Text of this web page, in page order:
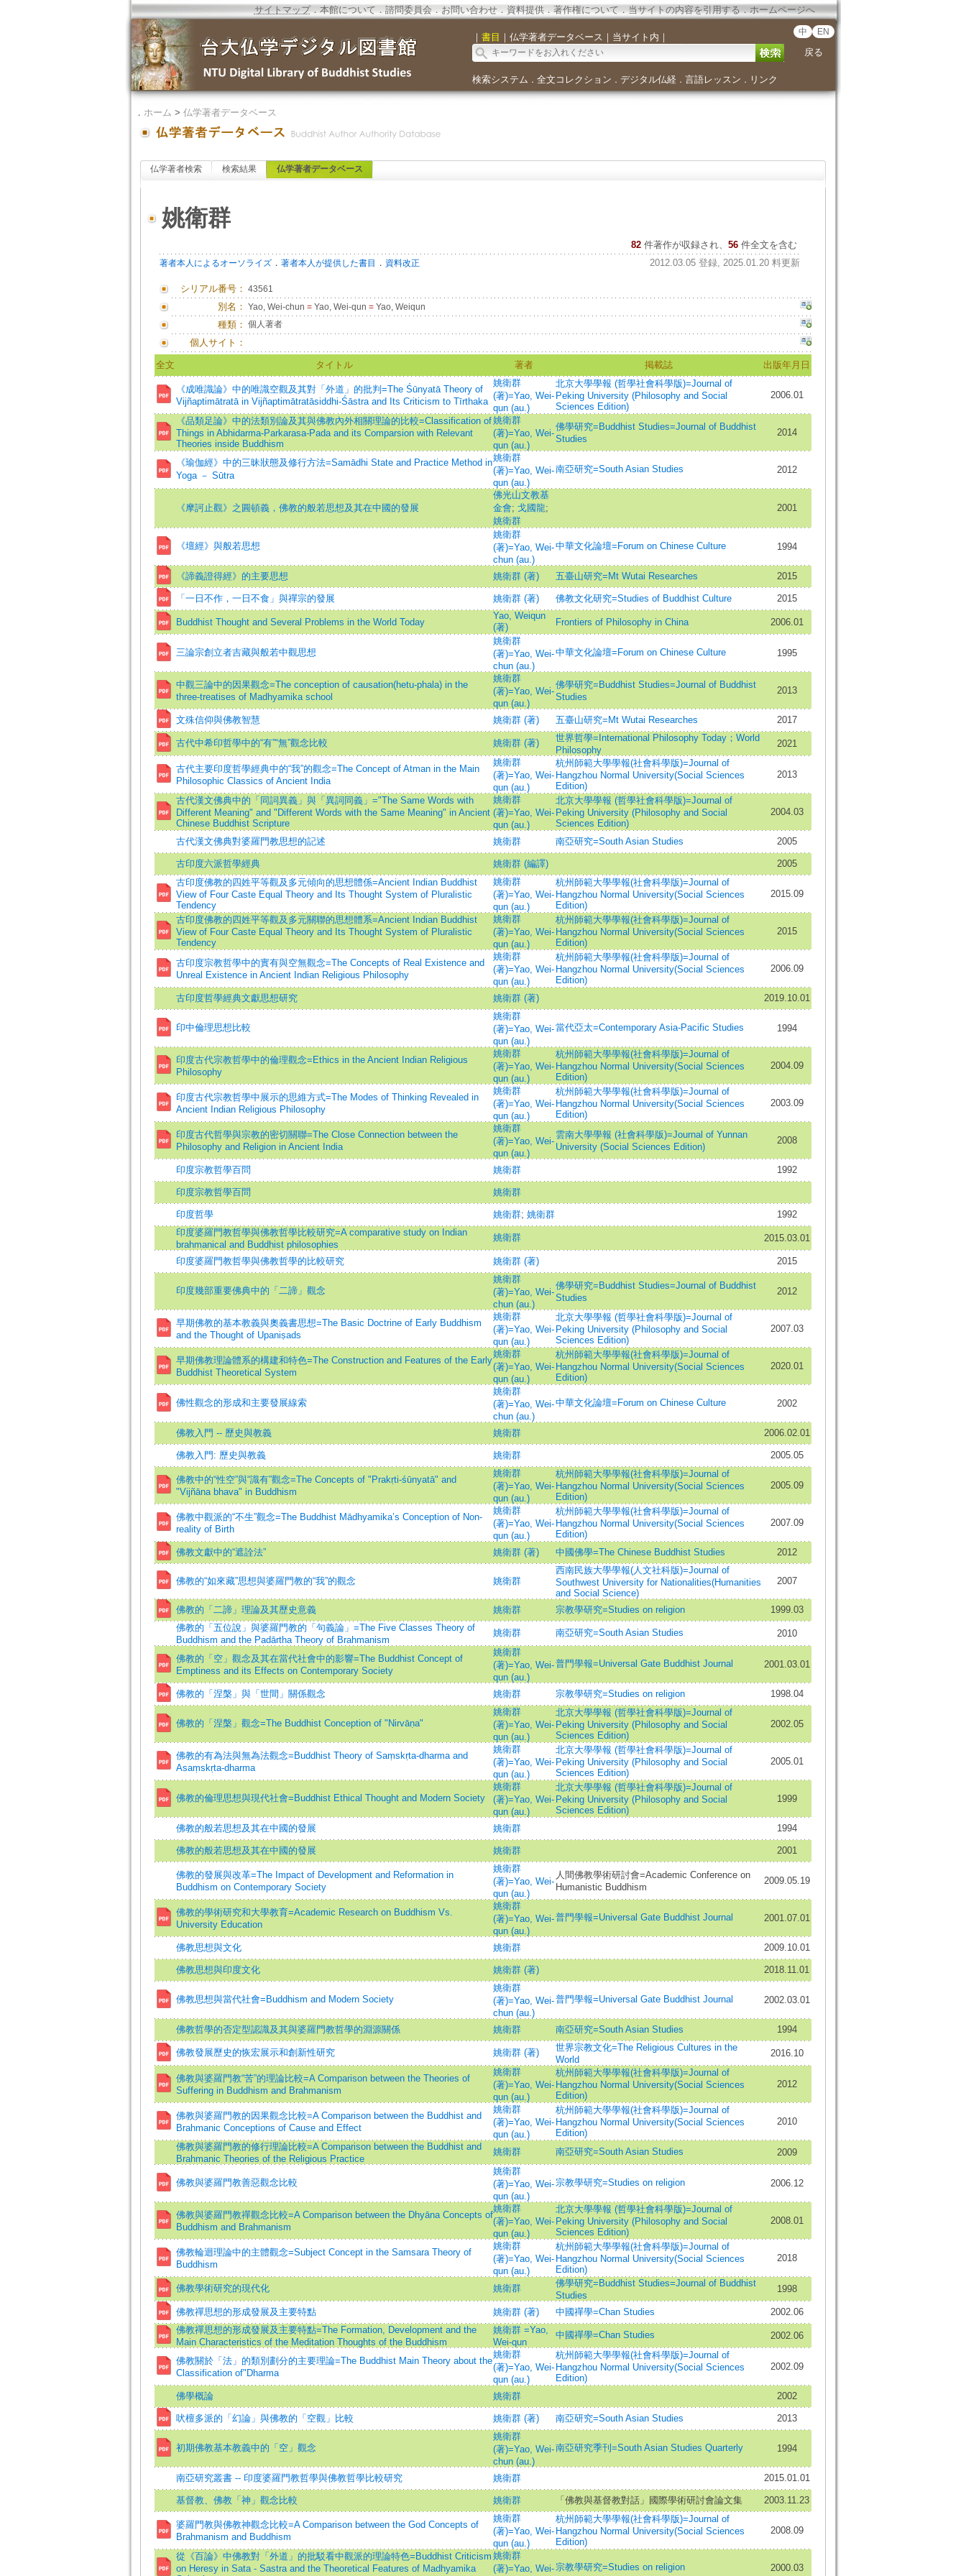
サイトマップ．本館について．諮問委員会． お問い合わせ． 資料提供．著作権について．当サイトの内容を引用する．ホームページへ
｜ 書目 ｜ 仏学著者データベース ｜ 当サイト内 ｜ 中 EN
戻る
検索システム ． 全文コレクション ． デジタル仏経． 言語レッスン ． リンク
． ホーム > 仏学著者データベース
仏学著者検索 検索結果 仏学著者データベース
姚衛群
82 件著作が収録され、 56件全文を含む
著者本人によるオーソライズ． 著者本人が提供した書目 ． 資料改正 2012.03.05 登録, 2025.01.20 料更新
シリアル番号： 43561
別名： Yao, Wei-chun =Yao, Wei-qun =Yao, Weiqun
種類： 個人著者
個人サイト：
全文 タイトル 著者 掲載誌 出版年月日
《成唯識論》中的唯識空觀及其對「外道」的批判=The Śūnyatā Theory of
Vijñaptimātratā in Vijñaptimātratāsiddhi-Śāstra and Its Criticism to Tīrthaka
姚衛群
(著)=Yao, Wei-
qun (au.)
北京大學學報 (哲學社會科學版)=Journal of
Peking University (Philosophy and Social
Sciences Edition)
2006.01
《品類足論》中的法類別論及其與佛教內外相關理論的比較=Classification of
Things in Abhidarma-Parkarasa-Pada and its Comparsion with Relevant
Theories inside Buddhism
姚衛群
(著)=Yao, Wei-
qun (au.)
佛學研究=Buddhist Studies=Journal of Buddhist
Studies
2014
《瑜伽經》中的三昧狀態及修行方法=Samādhi State and Practice Method in
Yoga － Sūtra
姚衛群
(著)=Yao, Wei-
qun (au.)
南亞研究=South Asian Studies 2012
《摩訶止觀》之圓頓義，佛教的般若思想及其在中國的發展
佛光山文教基
金會; 戈國龍;
姚衛群
2001
《壇經》與般若思想
姚衛群
(著)=Yao, Wei-
chun (au.)
中華文化論壇=Forum on Chinese Culture 1994
《諦義證得經》的主要思想 姚衛群 (著) 五臺山研究=Mt Wutai Researches 2015
「一日不作，一日不食」與禪宗的發展 姚衛群 (著) 佛教文化研究=Studies of Buddhist Culture 2015
Buddhist Thought and Several Problems in the World Today
Yao, Weiqun
(著)
Frontiers of Philosophy in China 2006.01
三論宗創立者吉藏與般若中觀思想
姚衛群
(著)=Yao, Wei-
chun (au.)
中華文化論壇=Forum on Chinese Culture 1995
中觀三論中的因果觀念=The conception of causation(hetu-phala) in the
three-treatises of Madhyamika school
姚衛群
(著)=Yao, Wei-
qun (au.)
佛學研究=Buddhist Studies=Journal of Buddhist
Studies
2013
文殊信仰與佛教智慧 姚衛群 (著) 五臺山研究=Mt Wutai Researches 2017
古代中希印哲學中的“有”“無”觀念比較 姚衛群 (著)
世界哲學=International Philosophy Today；World
Philosophy
2021
古代主要印度哲學經典中的“我”的觀念=The Concept of Atman in the Main
Philosophic Classics of Ancient India
姚衛群
(著)=Yao, Wei-
qun (au.)
杭州師範大學學報(社會科學版)=Journal of
Hangzhou Normal University(Social Sciences
Edition)
2013
古代漢文佛典中的「同詞異義」與「異詞同義」="The Same Words with
Different Meaning" and "Different Words with the Same Meaning" in Ancient
Chinese Buddhist Scripture
姚衛群
(著)=Yao, Wei-
qun (au.)
北京大學學報 (哲學社會科學版)=Journal of
Peking University (Philosophy and Social
Sciences Edition)
2004.03
古代漢文佛典對婆羅門教思想的記述 姚衛群 南亞研究=South Asian Studies 2005
古印度六派哲學經典 姚衛群 (編譯)
2005
古印度佛教的四姓平等觀及多元傾向的思想體係=Ancient Indian Buddhist
View of Four Caste Equal Theory and Its Thought System of Pluralistic
Tendency
姚衛群
(著)=Yao, Wei-
qun (au.)
杭州師範大學學報(社會科學版)=Journal of
Hangzhou Normal University(Social Sciences
Edition)
2015.09
古印度佛教的四姓平等觀及多元關聯的思想體系=Ancient Indian Buddhist
View of Four Caste Equal Theory and Its Thought System of Pluralistic
Tendency
姚衛群
(著)=Yao, Wei-
qun (au.)
杭州師範大學學報(社會科學版)=Journal of
Hangzhou Normal University(Social Sciences
Edition)
2015
古印度宗教哲學中的實有與空無觀念=The Concepts of Real Existence and
Unreal Existence in Ancient Indian Religious Philosophy
姚衛群
(著)=Yao, Wei-
qun (au.)
杭州師範大學學報(社會科學版)=Journal of
Hangzhou Normal University(Social Sciences
Edition)
2006.09
古印度哲學經典文獻思想研究 姚衛群 (著) 2019.10.01
印中倫理思想比較
姚衛群
(著)=Yao, Wei-
qun (au.)
當代亞太=Contemporary Asia-Pacific Studies 1994
印度古代宗教哲學中的倫理觀念=Ethics in the Ancient Indian Religious
Philosophy
姚衛群
(著)=Yao, Wei-
qun (au.)
杭州師範大學學報(社會科學版)=Journal of
Hangzhou Normal University(Social Sciences
Edition)
2004.09
印度古代宗教哲學中展示的思維方式=The Modes of Thinking Revealed in
Ancient Indian Religious Philosophy
姚衛群
(著)=Yao, Wei-
qun (au.)
杭州師範大學學報(社會科學版)=Journal of
Hangzhou Normal University(Social Sciences
Edition)
2003.09
印度古代哲學與宗教的密切關聯=The Close Connection between the
Philosophy and Religion in Ancient India
姚衛群
(著)=Yao, Wei-
qun (au.)
雲南大學學報 (社會科學版)=Journal of Yunnan
University (Social Sciences Edition)
2008
印度宗教哲學百問 姚衛群 1992
印度宗教哲學百問 姚衛群
印度哲學 姚衛群; 姚衛群
1992
印度婆羅門教哲學與佛教哲學比較研究=A comparative study on Indian
brahmanical and Buddhist philosophies
姚衛群 2015.03.01
印度婆羅門教哲學與佛教哲學的比較研究 姚衛群 (著) 2015
印度幾部重要佛典中的「二諦」觀念
姚衛群
(著)=Yao, Wei-
chun (au.)
佛學研究=Buddhist Studies=Journal of Buddhist
Studies
2012
早期佛教的基本教義與奧義書思想=The Basic Doctrine of Early Buddhism
and the Thought of Upaniṣads
姚衛群
(著)=Yao, Wei-
qun (au.)
北京大學學報 (哲學社會科學版)=Journal of
Peking University (Philosophy and Social
Sciences Edition)
2007.03
早期佛教理論體系的構建和特色=The Construction and Features of the Early
Buddhist Theoretical System
姚衛群
(著)=Yao, Wei-
qun (au.)
杭州師範大學學報(社會科學版)=Journal of
Hangzhou Normal University(Social Sciences
Edition)
2020.01
佛性觀念的形成和主要發展線索
姚衛群
(著)=Yao, Wei-
chun (au.)
中華文化論壇=Forum on Chinese Culture 2002
佛教入門 -- 歷史與教義 姚衛群 2006.02.01
佛教入門: 歷史與教義 姚衛群 2005.05
佛教中的“性空”與“識有”觀念=The Concepts of "Prakṛti-śūnyatā" and
"Vijñāna bhava" in Buddhism
姚衛群
(著)=Yao, Wei-
qun (au.)
杭州師範大學學報(社會科學版)=Journal of
Hangzhou Normal University(Social Sciences
Edition)
2005.09
佛教中觀派的“不生”觀念=The Buddhist Mādhyamika’s Conception of Non-
reality of Birth
姚衛群
(著)=Yao, Wei-
qun (au.)
杭州師範大學學報(社會科學版)=Journal of
Hangzhou Normal University(Social Sciences
Edition)
2007.09
佛教文獻中的“遮詮法” 姚衛群 (著) 中國佛學=The Chinese Buddhist Studies 2012
佛教的“如來藏”思想與婆羅門教的“我”的觀念 姚衛群
西南民族大學學報(人文社科版)=Journal of
Southwest University for Nationalities(Humanities
and Social Science)
2007
佛教的「二諦」理論及其歷史意義 姚衛群 宗教學研究=Studies on religion
1999.03
佛教的「五位說」與婆羅門教的「句義論」=The Five Classes Theory of
Buddhism and the Padārtha Theory of Brahmanism
姚衛群 南亞研究=South Asian Studies 2010
佛教的「空」觀念及其在當代社會中的影響=The Buddhist Concept of
Emptiness and its Effects on Contemporary Society
姚衛群
(著)=Yao, Wei-
qun (au.)
普門學報=Universal Gate Buddhist Journal 2001.03.01
佛教的「涅槃」與「世間」關係觀念 姚衛群 宗教學研究=Studies on religion 1998.04
佛教的「涅槃」觀念=The Buddhist Conception of "Nirvāṇa"
姚衛群
(著)=Yao, Wei-
qun (au.)
北京大學學報 (哲學社會科學版)=Journal of
Peking University (Philosophy and Social
Sciences Edition)
2002.05
佛教的有為法與無為法觀念=Buddhist Theory of Saṃskṛta-dharma and
Asaṃskṛta-dharma
姚衛群
(著)=Yao, Wei-
qun (au.)
北京大學學報 (哲學社會科學版)=Journal of
Peking University (Philosophy and Social
Sciences Edition)
2005.01
佛教的倫理思想與現代社會=Buddhist Ethical Thought and Modern Society
姚衛群
(著)=Yao, Wei-
qun (au.)
北京大學學報 (哲學社會科學版)=Journal of
Peking University (Philosophy and Social
Sciences Edition)
1999
佛教的般若思想及其在中國的發展 姚衛群 1994
佛教的般若思想及其在中國的發展 姚衛群 2001
佛教的發展與改革=The Impact of Development and Reformation in
Buddhism on Contemporary Society
姚衛群
(著)=Yao, Wei-
qun (au.)
人間佛教學術研討會=Academic Conference on
Humanistic Buddhism
2009.05.19
佛教的學術研究和大學教育=Academic Research on Buddhism Vs.
University Education
姚衛群
(著)=Yao, Wei-
qun (au.)
普門學報=Universal Gate Buddhist Journal 2001.07.01
佛教思想與文化 姚衛群 2009.10.01
佛教思想與印度文化 姚衛群 (著) 2018.11.01
佛教思想與當代社會=Buddhism and Modern Society
姚衛群
(著)=Yao, Wei-
chun (au.)
普門學報=Universal Gate Buddhist Journal 2002.03.01
佛教哲學的否定型認識及其與婆羅門教哲學的淵源關係 姚衛群 南亞研究=South Asian Studies 1994
佛教發展歷史的恢宏展示和創新性研究 姚衛群 (著)
世界宗教文化=The Religious Cultures in the
World
2016.10
佛教與婆羅門教“苦”的理論比較=A Comparison between the Theories of
Suffering in Buddhism and Brahmanism
姚衛群
(著)=Yao, Wei-
qun (au.)
杭州師範大學學報(社會科學版)=Journal of
Hangzhou Normal University(Social Sciences
Edition)
2012
佛教與婆羅門教的因果觀念比較=A Comparison between the Buddhist and
Brahmanic Conceptions of Cause and Effect
姚衛群
(著)=Yao, Wei-
qun (au.)
杭州師範大學學報(社會科學版)=Journal of
Hangzhou Normal University(Social Sciences
Edition)
2010
佛教與婆羅門教的修行理論比較=A Comparison between the Buddhist and
Brahmanic Theories of the Religious Practice
姚衛群 南亞研究=South Asian Studies 2009
佛教與婆羅門教善惡觀念比較
姚衛群
(著)=Yao, Wei-
qun (au.)
宗教學研究=Studies on religion 2006.12
佛教與婆羅門教禪觀念比較=A Comparison between the Dhyāna Concepts of
Buddhism and Brahmanism
姚衛群
(著)=Yao, Wei-
qun (au.)
北京大學學報 (哲學社會科學版)=Journal of
Peking University (Philosophy and Social
Sciences Edition)
2008.01
佛教輪迴理論中的主體觀念=Subject Concept in the Samsara Theory of
Buddhism
姚衛群
(著)=Yao, Wei-
qun (au.)
杭州師範大學學報(社會科學版)=Journal of
Hangzhou Normal University(Social Sciences
Edition)
2018
佛教學術研究的現代化 姚衛群
佛學研究=Buddhist Studies=Journal of Buddhist
Studies
1998
佛教禪思想的形成發展及主要特點 姚衛群 (著) 中國禪學=Chan Studies
2002.06
佛教禪思想的形成發展及主要特點=The Formation, Development and the
Main Characteristics of the Meditation Thoughts of the Buddhism
姚衛群 =Yao,
Wei-qun
中國禪學=Chan Studies 2002.06
佛教關於「法」的類別劃分的主要理論=The Buddhist Main Theory about the
Classification of"Dharma
姚衛群
(著)=Yao, Wei-
qun (au.)
杭州師範大學學報(社會科學版)=Journal of
Hangzhou Normal University(Social Sciences
Edition)
2002.09
佛學概論 姚衛群 2002
吠檀多派的「幻論」與佛教的「空觀」比較 姚衛群 (著) 南亞研究=South Asian Studies 2013
初期佛教基本教義中的「空」觀念
姚衛群
(著)=Yao, Wei-
chun (au.)
南亞研究季刊=South Asian Studies Quarterly 1994
南亞研究叢書 -- 印度婆羅門教哲學與佛教哲學比較研究 姚衛群 2015.01.01
基督教、佛教「神」觀念比較 姚衛群 「佛教與基督教對話」國際學術研討會論文集 2003.11.23
婆羅門教與佛教神觀念比較=A Comparison between the God Concepts of
Brahmanism and Buddhism
姚衛群
(著)=Yao, Wei-
qun (au.)
杭州師範大學學報(社會科學版)=Journal of
Hangzhou Normal University(Social Sciences
Edition)
2008.09
從《百論》中佛教對「外道」的批駁看中觀派的理論特色=Buddhist Criticism
on Heresy in Sata - Sastra and the Theoretical Features of Madhyamika
姚衛群
(著)=Yao, Wei-宗教學研究=Studies on religion 2000.03